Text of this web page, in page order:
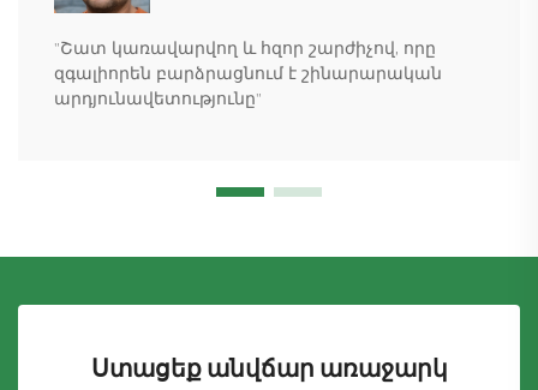
"Շատ կառավարվող և հզոր շարժիչով, որը
զգալիորեն բարձրացնում է շինարարական
արդյունավետությունը"
Ստացեք անվճար առաջարկ